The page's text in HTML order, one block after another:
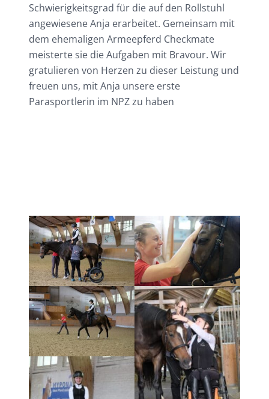
Schwierigkeitsgrad für die auf den Rollstuhl
angewiesene Anja erarbeitet. Gemeinsam mit
dem ehemaligen Armeepferd Checkmate
meisterte sie die Aufgaben mit Bravour. Wir
gratulieren von Herzen zu dieser Leistung und
freuen uns, mit Anja unsere erste
Parasportlerin im NPZ zu haben